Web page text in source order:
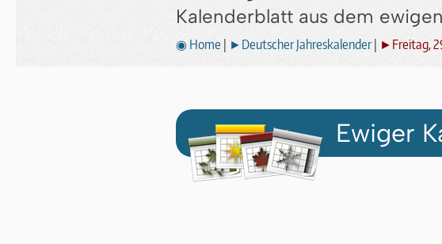
Kalenderblatt aus dem
◉ Home ►Deutscher Jahreskalender| ►Freitag,
Ewiger